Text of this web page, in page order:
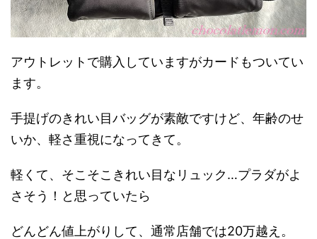
アウトレットで購入していますがカードもついてい
ます。
手提げのきれい目バッグが素敵ですけど、年齢のせ
いか、軽さ重視になってきて。
軽くて、そこそこきれい目なリュック…プラダがよ
さそう！と思っていたら
どんどん値上がりして、通常店舗では20万越え。